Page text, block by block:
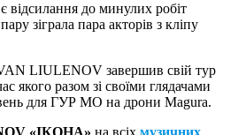
відсилання до минулих робіт
зіграла пара акторів з кліпу
LIULENOV завершив свій тур
якого разом зі своїми глядачами
для ГУР МО на дрони Magura.